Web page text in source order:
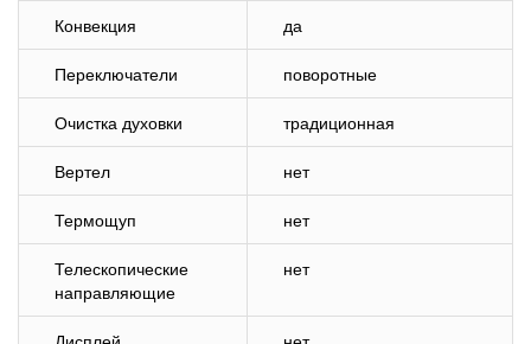
Конвекция да
Переключатели поворотные
Очистка духовки традиционная
Вертел нет
Термощуп нет
Телескопические
направляющие
нет